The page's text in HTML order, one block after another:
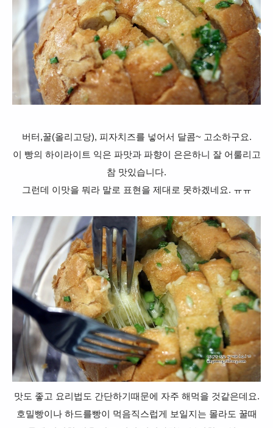
버터,꿀(올리고당), 피자치즈를 넣어서 달콤~ 고소하구요.
이 빵의 하이라이트 익은 파맛과 파향이 은은하니 잘 어룰리고
참 맛있습니다.
그런데 이맛을 뭐라 말로 표현을 제대로 못하겠네요. ㅠㅠ
맛도 좋고 요리법도 간단하기때문에 자주 해먹을 것같은데요.
호밀빵이나 하드를빵이 먹음직스럽게 보일지는 몰라도 꿀때